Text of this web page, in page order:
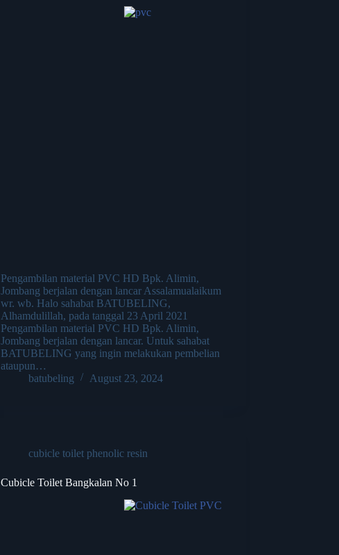
Pengambilan material PVC HD Bpk. Alimin,
Jombang berjalan dengan lancar Assalamualaikum
wr. wb. Halo sahabat BATUBELING,
Alhamdulillah, pada tanggal 23 April 2021
Pengambilan material PVC HD Bpk. Alimin,
Jombang berjalan dengan lancar. Untuk sahabat
BATUBELING yang ingin melakukan pembelian
ataupun…
batubeling
August 23, 2024
cubicle toilet phenolic resin
Cubicle Toilet Bangkalan No 1